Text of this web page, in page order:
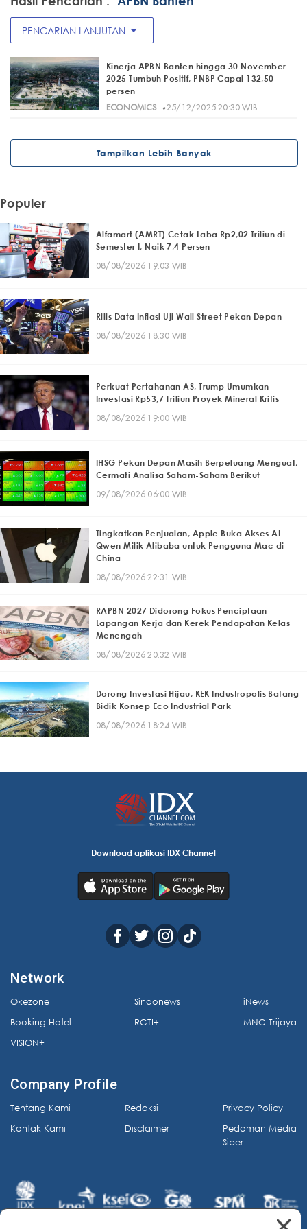
PENCARIAN LANJUTAN arrow_drop_down
Kinerja APBN Banten hingga 30 November
2025 Tumbuh Positif, PNBP Capai 132,50
persen
ECONOMICS· 25/12/2025 20:30 WIB
Tampilkan Lebih Banyak
Populer
Alfamart (AMRT) Cetak Laba Rp2,02 Triliun di
Semester I, Naik 7,4 Persen
08/08/2026 19:03 WIB
Rilis Data Inflasi Uji Wall Street Pekan Depan
08/08/2026 18:30 WIB
Perkuat Pertahanan AS, Trump Umumkan
Investasi Rp53,7 Triliun Proyek Mineral Kritis
08/08/2026 19:00 WIB
IHSG Pekan Depan Masih Berpeluang Menguat,
Cermati Analisa Saham-Saham Berikut
09/08/2026 06:00 WIB
Tingkatkan Penjualan, Apple Buka Akses AI
Qwen Milik Alibaba untuk Pengguna Mac di
China
08/08/2026 22:31 WIB
RAPBN 2027 Didorong Fokus Penciptaan
Lapangan Kerja dan Kerek Pendapatan Kelas
Menengah
08/08/2026 20:32 WIB
Dorong Investasi Hijau, KEK Industropolis Batang
Bidik Konsep Eco Industrial Park
08/08/2026 18:24 WIB
Download aplikasi IDX Channel
Network
Okezone
Booking Hotel
VISION+
Sindonews
RCTI+
iNews
MNC Trijaya
Company Profile
Tentang Kami
Kontak Kami
Redaksi
Disclaimer
Privacy Policy
Pedoman Media
Siber